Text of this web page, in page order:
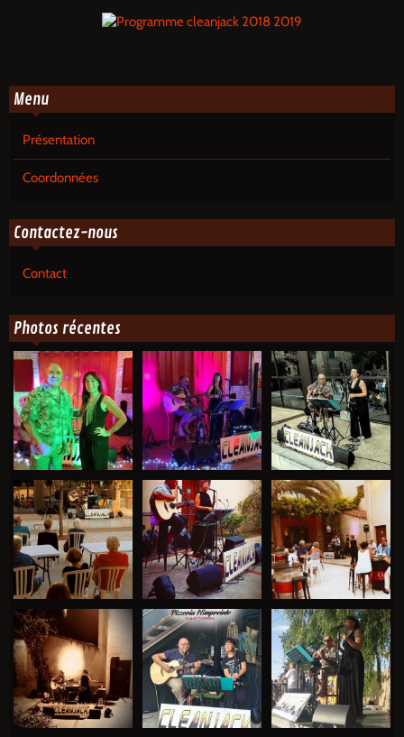
Menu
Présentation
Coordonnées
Contactez-nous
Contact
Photos récentes